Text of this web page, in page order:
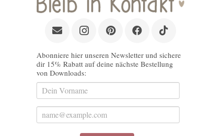
Abonniere hier unseren Newsletter und sichere
dir 15% Rabatt auf deine nächste Bestellung
von Downloads: